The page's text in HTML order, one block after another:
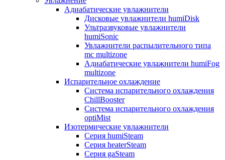
Адиабатические увлажнители
Дисковые увлажнители humiDisk
Ультразвуковые увлажнители
humiSonic
Увлажнители распылительного типа
mc multizone
Адиабатические увлажнители humiFog
multizone
Испарительное охлаждение
Система испарительного охлаждения
ChillBooster
Система испарительного охлаждения
optiMist
Изотермические увлажнители
Серия humiSteam
Серия heaterSteam
Серия gaSteam